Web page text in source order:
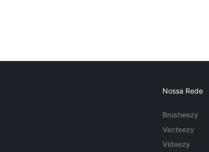
Nossa Rede
Brusheezy
Vecteezy
Videezy